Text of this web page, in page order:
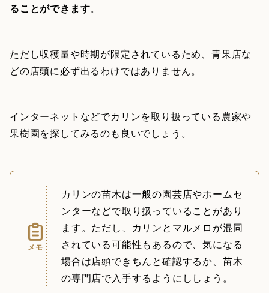
ることができます。
ただし収穫量や時期が限定されているため、青果店な
どの店頭に必ず出るわけではありません。
インターネットなどでカリンを取り扱っている農家や
果樹園を探してみるのも良いでしょう。
メモ
カリンの苗木は一般の園芸店やホームセ
ンターなどで取り扱っていることがあり
ます。ただし、カリンとマルメロが混同
されている可能性もあるので、気になる
場合は店頭できちんと確認するか、苗木
の専門店で入手するようにししょう。